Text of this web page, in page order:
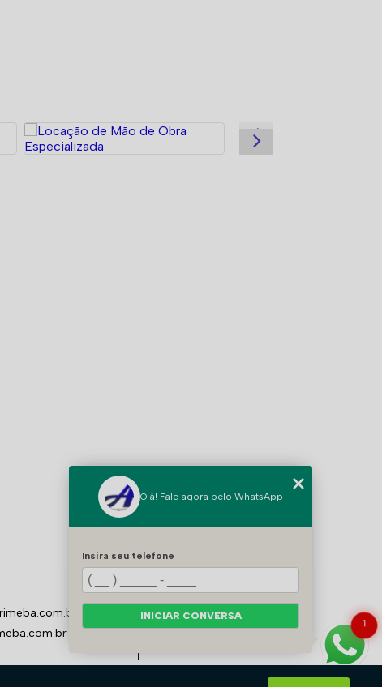
MENU
QUEM SOMOS
CONTATO
AIR PRIME
CATEGORIAS
1
Olá! Fale agora pelo WhatsApp
Insira seu telefone
INICIAR CONVERSA